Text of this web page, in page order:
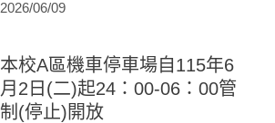
2026/06/09
本校A區機車停車場自115年6
月2日(二)起24：00-06：00管
制(停止)開放